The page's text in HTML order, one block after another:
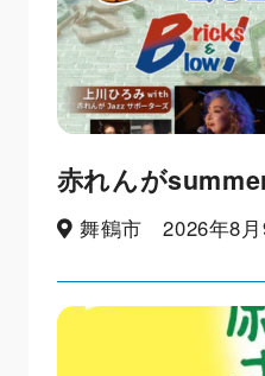
赤れんが
舞鶴市 2026年8月